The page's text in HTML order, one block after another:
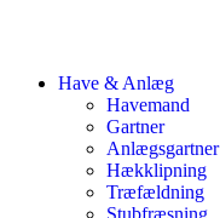
Have & Anlæg
Havemand
Gartner
Anlægsgartner
Hækklipning
Træfældning
Stubfræsning